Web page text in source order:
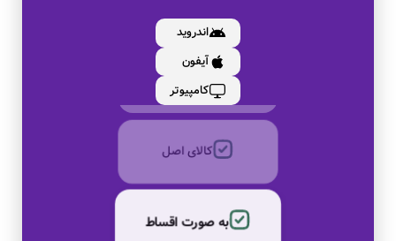
اندروید
آیفون
کامپیوتر
تخفیف های ویژه
کالای اصل
به صورت اقساط